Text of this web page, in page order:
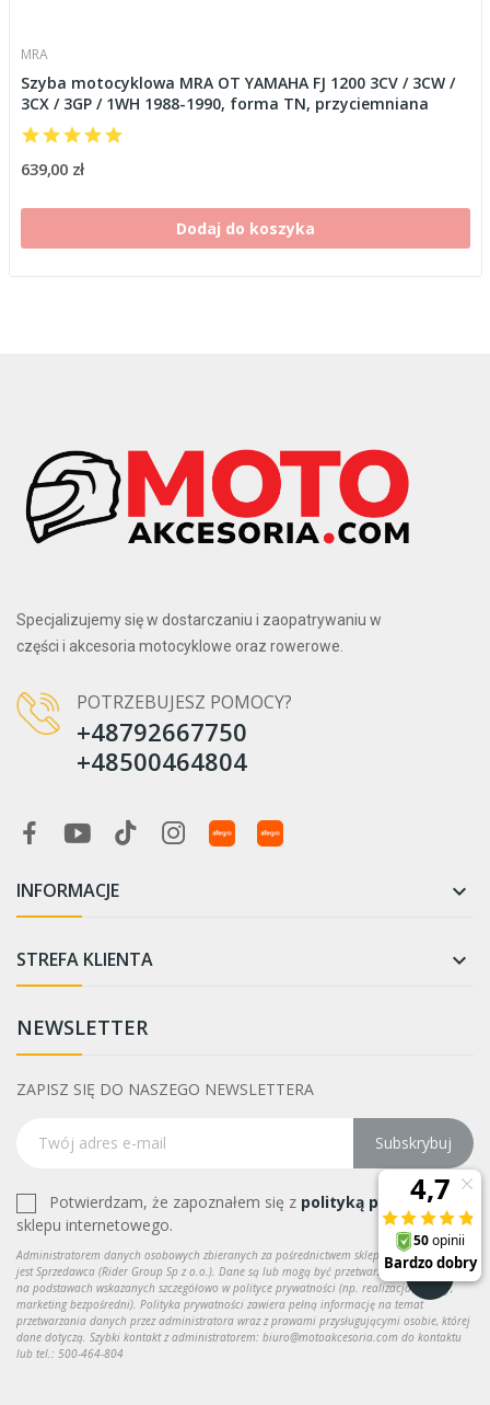
MRA
Szyba motocyklowa MRA OT YAMAHA FJ 1200 3CV / 3CW /
3CX / 3GP / 1WH 1988-1990, forma TN, przyciemniana
639,00 zł
Dodaj do koszyka
Specjalizujemy się w dostarczaniu i zaopatrywaniu w
części i akcesoria motocyklowe oraz rowerowe.
POTRZEBUJESZ POMOCY?
+48792667750
+48500464804
INFORMACJE 
STREFA KLIENTA 
NEWSLETTER
ZAPISZ SIĘ DO NASZEGO NEWSLETTERA
Subskrybuj
Potwierdzam, że zapoznałem się z polityką prywatności
sklepu internetowego.
Administratorem danych osobowych zbieranych za pośrednictwem sklepu internetowego
jest Sprzedawca (Rider Group Sp z o.o.). Dane są lub mogą być przetwarzane w celach oraz
na podstawach wskazanych szczegółowo w polityce prywatności (np. realizacja umowy,
marketing bezpośredni). Polityka prywatności zawiera pełną informację na temat
przetwarzania danych przez administratora wraz z prawami przysługującymi osobie, której
dane dotyczą. Szybki kontakt z administratorem: biuro@motoakcesoria.com do kontaktu
lub tel.: 500-464-804